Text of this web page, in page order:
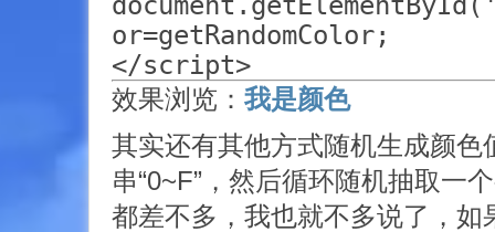
or=getRandomColor;
</script>
效果浏览： 我是颜色
其实还有其他方式随机生成颜色
串“0~F”，然后循环随机抽取一
都差不多，我也就不多说了，如